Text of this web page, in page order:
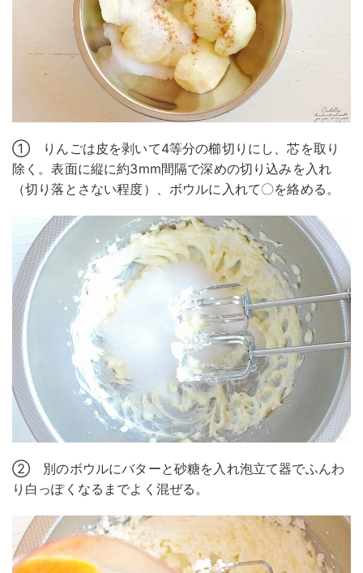
① りんごは皮を剥いて4等分の櫛切りにし、芯を取り
除く。表面に縦に約3mm間隔で深めの切り込みを入れ
（切り落とさない程度）、ボウルに入れて〇を絡める。
② 別のボウルにバターと砂糖を入れ泡立て器でふんわ
り白っぽくなるまでよく混ぜる。